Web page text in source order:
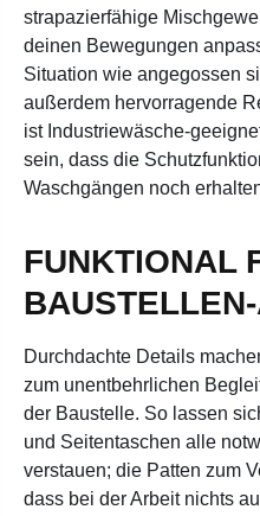
strapazierfähige
deinen Bewegungen
Situation wie angegossen
außerdem hervorragende
ist Industriewäsche-
sein, dass die
Waschgängen noch
FUNKTIONAL
Durchdachte Details
zum unentbehrlichen
der Baustelle. So lassen
und Seitentaschen alle
verstauen; die Patten zum
dass bei der Arbeit nichts